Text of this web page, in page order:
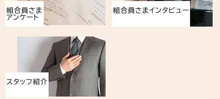
組合員さま
アンケート
組合員さまインタビュー
スタッフ紹介